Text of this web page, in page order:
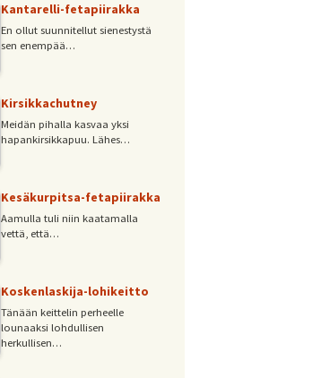
Kantarelli-fetapiirakka
En ollut suunnitellut sienestystä
sen enempää…
Kirsikkachutney
Meidän pihalla kasvaa yksi
hapankirsikkapuu. Lähes…
Kesäkurpitsa-fetapiirakka
Aamulla tuli niin kaatamalla
vettä, että…
Koskenlaskija-lohikeitto
Tänään keittelin perheelle
lounaaksi lohdullisen
herkullisen…